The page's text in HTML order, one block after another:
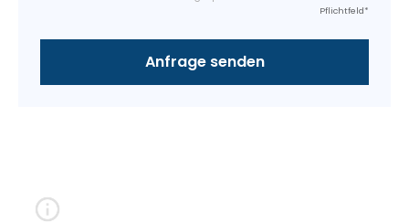
Pflichtfeld*